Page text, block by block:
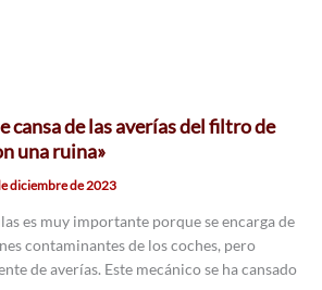
cansa de las averías del filtro de
una ruina»
diciembre de 2023
es muy importante porque se encarga de
contaminantes de los coches, pero
de averías. Este mecánico se ha cansado